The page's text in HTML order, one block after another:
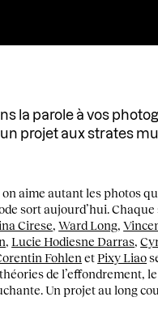
la parole à vos
un projet aux strates
on aime autant les photos
sort aujourd’hui.
Cirese,Ward Long,
,Lucie Hodiesne Darras,
Fohlen etPixy Liao
de l’effondrement,
Un projet au long